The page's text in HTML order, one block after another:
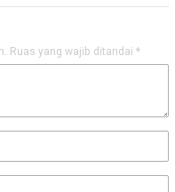
Ruas yang wajib ditandai *